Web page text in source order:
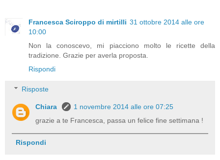
Francesca Sciroppo di mirtilli 31 ottobre 2014 alle ore
10:00
Non la conoscevo, mi piacciono molto le ricette della
tradizione. Grazie per averla proposta.
Rispondi
Risposte
Chiara
1 novembre 2014 alle ore 07:25
grazie a te Francesca, passa un felice fine settimana !
Rispondi